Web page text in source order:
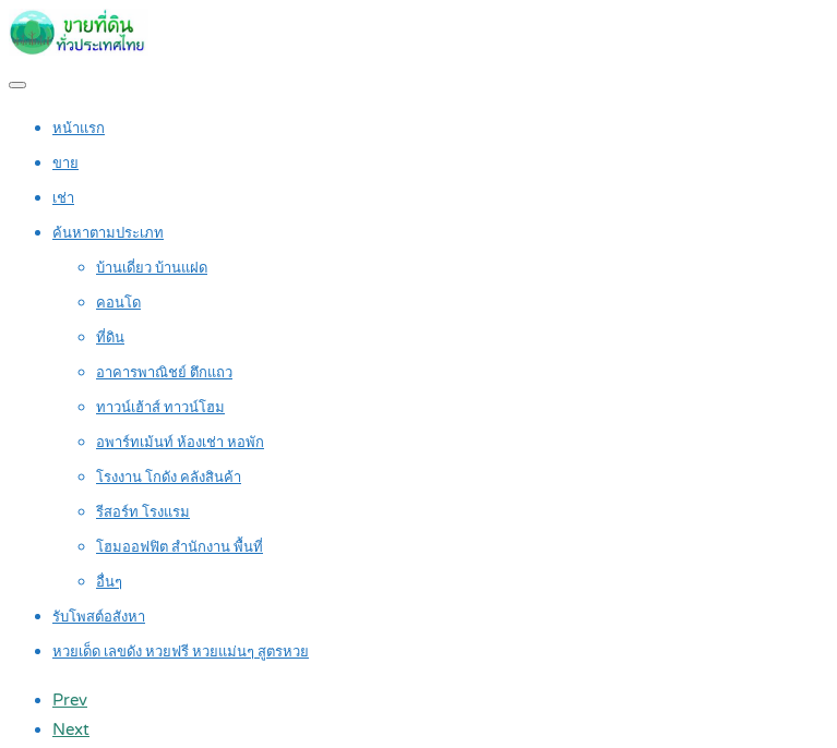
หน้าแรก
ขาย
เช่า
ค้นหาตามประเภท
บ้านเดี่ยว บ้านแฝด
คอนโด
ที่ดิน
อาคารพาณิชย์ ตึกแถว
ทาวน์เฮ้าส์ ทาวน์โฮม
อพาร์ทเม้นท์ ห้องเช่า หอพัก
โรงงาน โกดัง คลังสินค้า
รีสอร์ท โรงแรม
โฮมออฟฟิต สำนักงาน พื้นที่
อื่นๆ
รับโพสต์อสังหา
หวยเด็ด เลขดัง หวยฟรี หวยแม่นๆ สูตรหวย
Prev
Next